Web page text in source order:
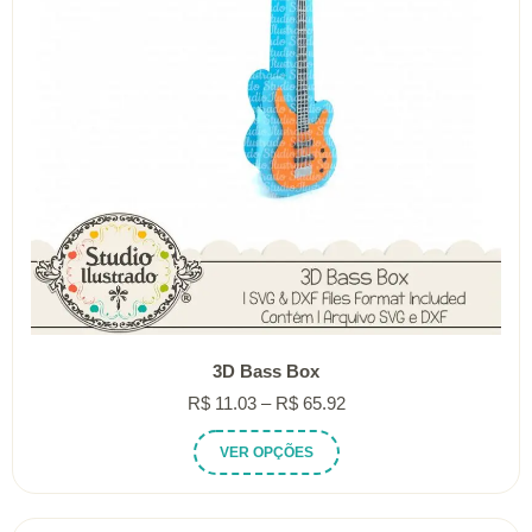
3D Bass Box
R$11.03 – R$65.92Faixa
através
VER OPÇÕES
produto
tem
várias